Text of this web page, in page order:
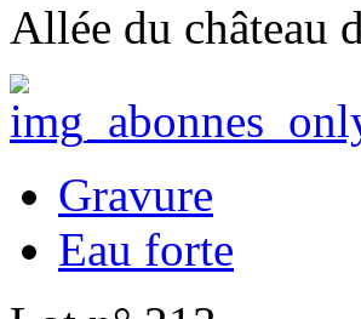
Allée du château
Gravure
Eau forte